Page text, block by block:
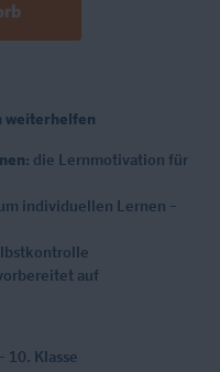
weiterhelfen
die Lernmotivation für
individuellen Lernen –
auf
10. Klasse